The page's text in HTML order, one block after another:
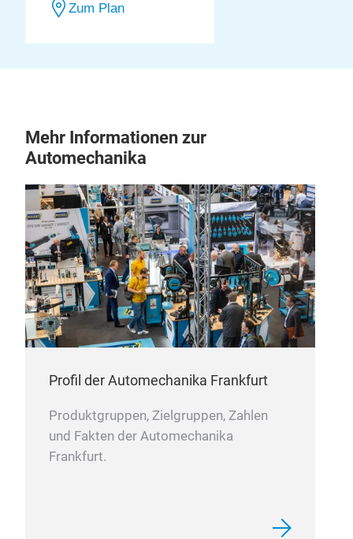
Zum Plan
Mehr Informationen zur
Automechanika
Profil der Automechanika Frankfurt
Produktgruppen, Zielgruppen, Zahlen
und Fakten der Automechanika
Frankfurt.